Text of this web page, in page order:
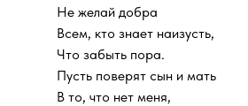
Не желай добра
Всем, кто знает наизусть,
Что забыть пора.
Пусть поверят сын и мать
В то, что нет меня,